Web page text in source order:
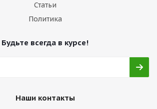
Статьи
Политика
Будьте всегда в курсе!
Наши контакты